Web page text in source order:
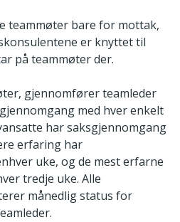
teammøter bare for mottak,
er knyttet til
på teammøter der.
gjennomfører teamleder
med hver enkelt
har saksgjennomgang
erfaring har
uke, og de mest erfarne
tredje uke. Alle
månedlig status for